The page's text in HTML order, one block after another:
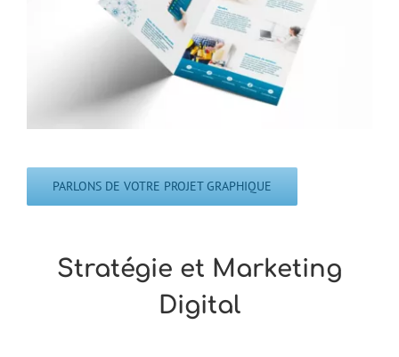
PARLONS DE VOTRE PROJET GRAPHIQUE
Stratégie et Marketing
Digital